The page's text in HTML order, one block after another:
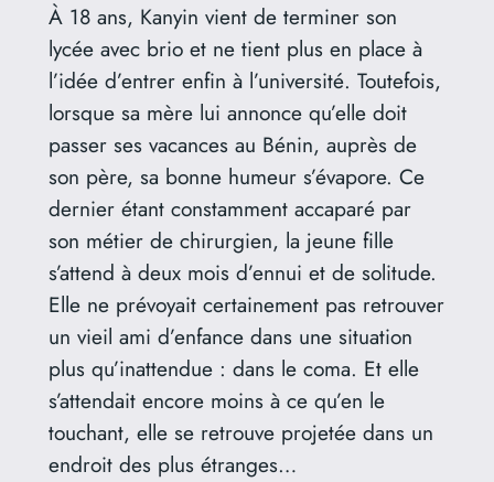
À 18 ans, Kanyin vient de terminer son
lycée avec brio et ne tient plus en place à
l’idée d’entrer enfin à l’université. Toutefois,
lorsque sa mère lui annonce qu’elle doit
passer ses vacances au Bénin, auprès de
son père, sa bonne humeur s’évapore. Ce
dernier étant constamment accaparé par
son métier de chirurgien, la jeune fille
s’attend à deux mois d’ennui et de solitude.
Elle ne prévoyait certainement pas retrouver
un vieil ami d’enfance dans une situation
plus qu’inattendue : dans le coma. Et elle
s’attendait encore moins à ce qu’en le
touchant, elle se retrouve projetée dans un
endroit des plus étranges…